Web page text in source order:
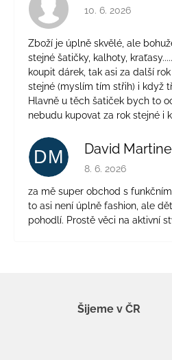
Hodnocení
10. 6. 2026
Zboží je úplně skvělé, ale
stejné šatičky, kalhoty,
koupit dárek, tak asi za další
stejné (myslím tím střih) i když
Hlavně u těch šatiček bych to
nebudu kupovat za rok stejné i
DM David
Hodnocení
8. 6. 2026
za mě super obchod s
to asi není úplně fashion, ale
pohodlí. Prostě věci na aktivní
Šijeme v ČR